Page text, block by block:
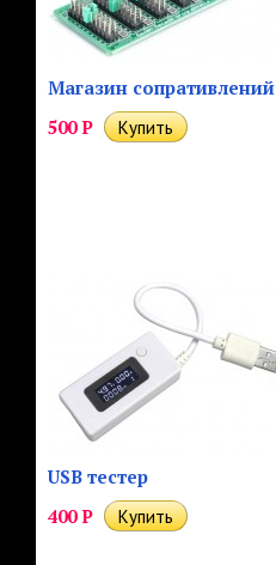
Магазин сопративлений
500Р
USB тестер
400Р